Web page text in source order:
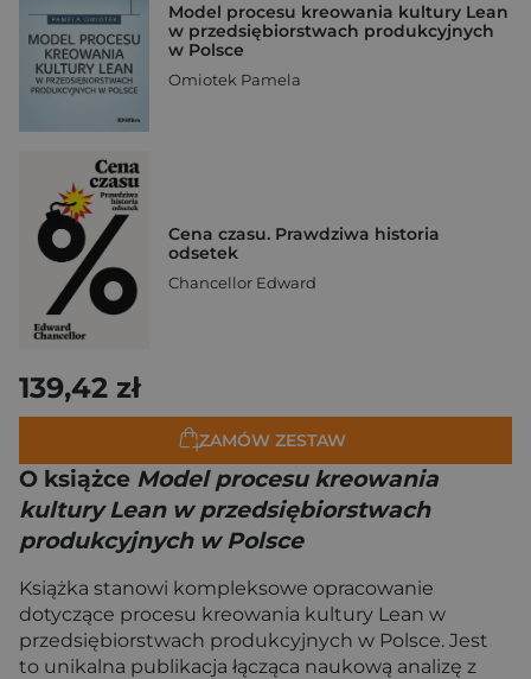
Model procesu kreowania kultury Lean
w przedsiębiorstwach produkcyjnych
w Polsce
Omiotek Pamela
Cena czasu. Prawdziwa historia
odsetek
Chancellor Edward
139,42 zł
ZAMÓW ZESTAW
O książce Model procesu kreowania
kultury Lean w przedsiębiorstwach
produkcyjnych w Polsce
Książka stanowi kompleksowe opracowanie
dotyczące procesu kreowania kultury Lean w
przedsiębiorstwach produkcyjnych w Polsce. Jest
to unikalna publikacja łącząca naukową analizę z